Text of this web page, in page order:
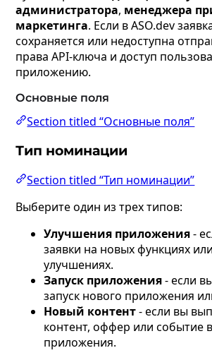
администратора, менеджера
маркетинга. Если в ASO.dev
сохраняется или недоступна
права API-ключа и доступ
приложению.
Основные поля
Section titled “Основные поля”
Тип номинации
Section titled “Тип номинации”
Выберите один из трех типов:
Улучшения приложения-
заявки на новых функциях
улучшениях.
Запуск приложения- если
запуск нового приложения
Новый контент- если вы
контент, оффер или событие
приложения.